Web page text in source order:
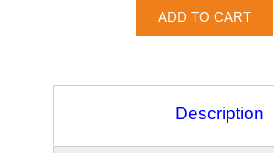
Description